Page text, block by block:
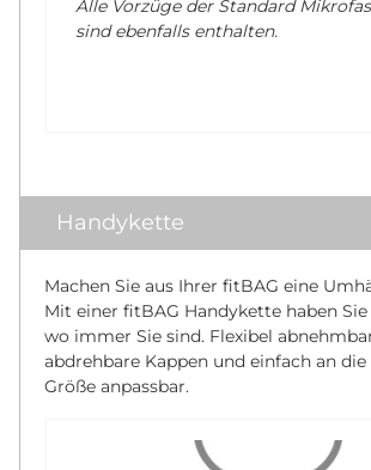
Alle Vorzüge der Standard
sind ebenfalls enthalten.
Handykette
Machen Sie aus Ihrer fitBAG eine
Mit einer fitBAG Handykette haben
wo immer Sie sind. Flexibel
abdrehbare Kappen und einfach an
Größe anpassbar.